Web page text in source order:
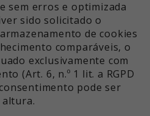
sem erros e optimizada
sido solicitado o
de cookies
comparáveis, o
exclusivamente com
(Art. 6, n.º 1 lit. a RGPD
consentimento pode ser